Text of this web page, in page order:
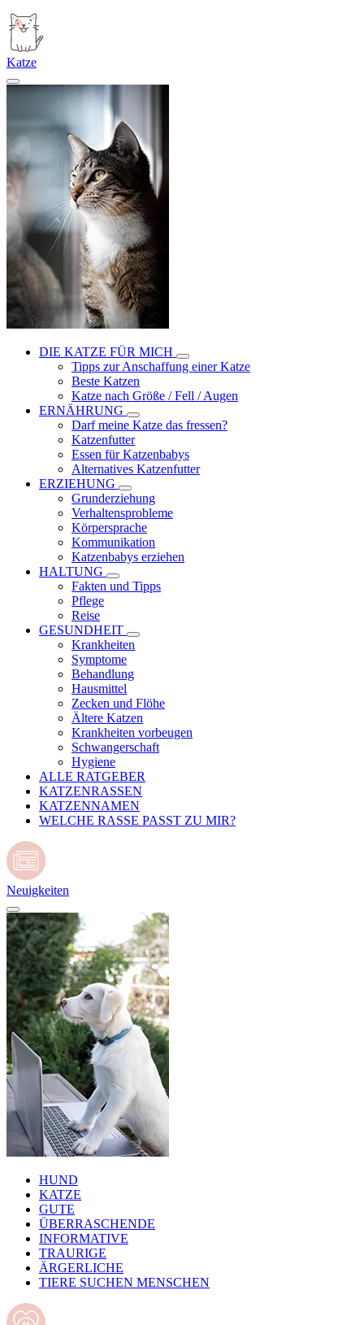
Katze
DIE KATZE FÜR MICH
Tipps zur Anschaffung einer Katze
Beste Katzen
Katze nach Größe / Fell / Augen
ERNÄHRUNG
Darf meine Katze das fressen?
Katzenfutter
Essen für Katzenbabys
Alternatives Katzenfutter
ERZIEHUNG
Grunderziehung
Verhaltensprobleme
Körpersprache
Kommunikation
Katzenbabys erziehen
HALTUNG
Fakten und Tipps
Pflege
Reise
GESUNDHEIT
Krankheiten
Symptome
Behandlung
Hausmittel
Zecken und Flöhe
Ältere Katzen
Krankheiten vorbeugen
Schwangerschaft
Hygiene
ALLE RATGEBER
KATZENRASSEN
KATZENNAMEN
WELCHE RASSE PASST ZU MIR?
Neuigkeiten
HUND
KATZE
GUTE
ÜBERRASCHENDE
INFORMATIVE
TRAURIGE
ÄRGERLICHE
TIERE SUCHEN MENSCHEN